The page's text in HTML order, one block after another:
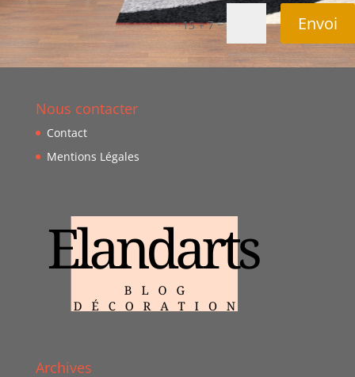
15 + 7= Envoi
Nous contacter
Contact
Mentions Légales
Archives